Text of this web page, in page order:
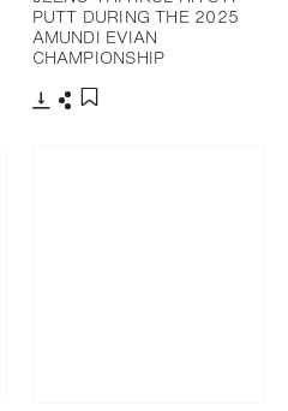
PUTT DURING THE 2025
AMUNDI EVIAN
CHAMPIONSHIP